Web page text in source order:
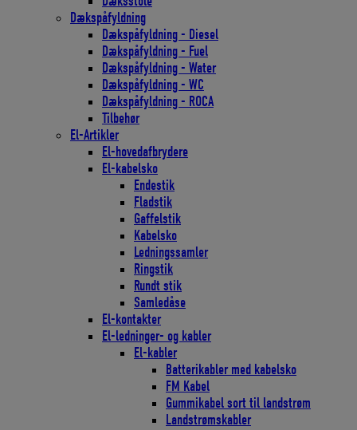
Dækspåfyldning
Dækspåfyldning - Diesel
Dækspåfyldning - Fuel
Dækspåfyldning - Water
Dækspåfyldning - WC
Dækspåfyldning - ROCA
Tilbehør
El-Artikler
El-hovedafbrydere
El-kabelsko
Endestik
Fladstik
Gaffelstik
Kabelsko
Ledningssamler
Ringstik
Rundt stik
Samledåse
El-kontakter
El-ledninger- og kabler
El-kabler
Batterikabler med kabelsko
FM Kabel
Gummikabel sort til landstrøm
Landstrømskabler